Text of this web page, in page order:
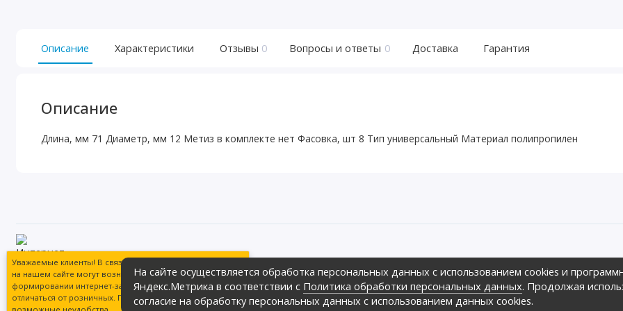
Описание Характеристики Отзывы 0 Вопросы и ответы 0 Доставка Гарантия
Описание
Длина, мм 71 Диаметр, мм 12 Метиз в комплекте нет Фасовка, шт 8 Тип универсальный Материал полипропилен
На сайте осуществляется обработка персональных данных с использованием cookies и
Яндекс.Метрика в соответствии с Политика обработки персональных данных. Продолжая
согласие на обработку персональных данных с использованием данных cookies.
Магазин сантехники «Теплое море» готов предложить своим клиентам
обширный ассортимент продукции в различных ценовых диапазонах.,
Интернет магазин сантехники «Теплое море», 2026г.
Политика обработки персональных данных
Уважаемые клиенты! В связи с техническими работами
на нашем сайте могут возникать сложности при
формировании интернет-заказов. Цены могут
отличаться от розничных. Приносим извинения за